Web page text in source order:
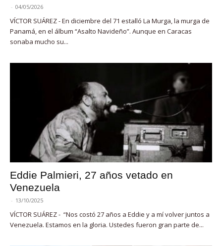
- 04/05/2026
VÍCTOR SUÁREZ - En diciembre del 71 estalló La Murga, la murga de
Panamá, en el álbum “Asalto Navideño”. Aunque en Caracas
sonaba mucho su...
Eddie Palmieri, 27 años vetado en
Venezuela
- 13/10/2025
VÍCTOR SUÁREZ - “Nos costó 27 años a Eddie y a mí volver juntos a
Venezuela. Estamos en la gloria. Ustedes fueron gran parte de...